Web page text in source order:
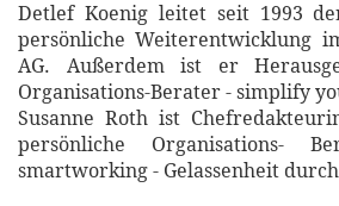
Detlef Koenig leitet seit 1993
persönliche Weiterentwicklung
AG. Außerdem ist er
Organisations-Berater - simplify
Susanne Roth ist
persönliche Organisations-
smartworking - Gelassenheit